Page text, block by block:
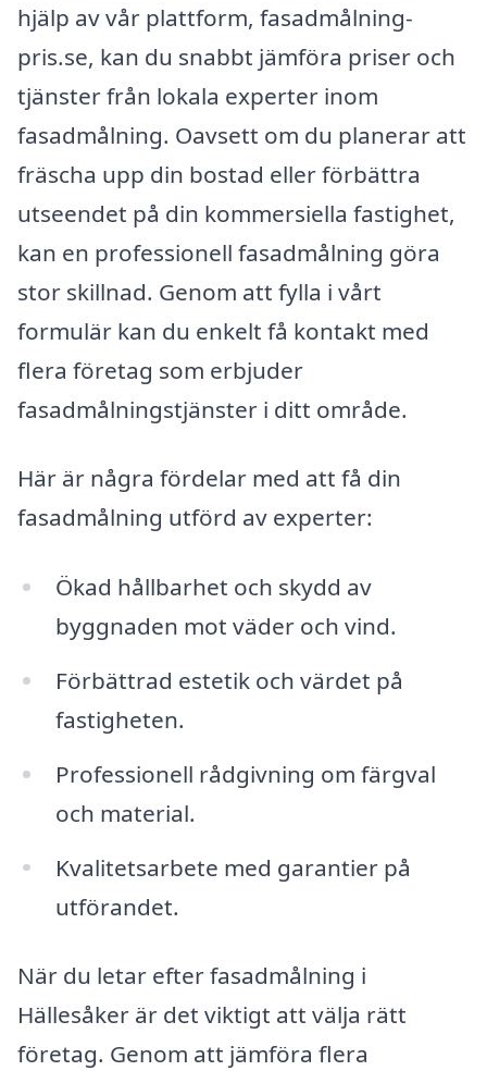
hjälp av vår plattform, fasadmålning-
pris.se, kan du snabbt jämföra priser och
tjänster från lokala experter inom
fasadmålning. Oavsett om du planerar att
fräscha upp din bostad eller förbättra
utseendet på din kommersiella fastighet,
kan en professionell fasadmålning göra
stor skillnad. Genom att fylla i vårt
formulär kan du enkelt få kontakt med
flera företag som erbjuder
fasadmålningstjänster i ditt område.
Här är några fördelar med att få din
fasadmålning utförd av experter:
Ökad hållbarhet och skydd av
byggnaden mot väder och vind.
Förbättrad estetik och värdet på
fastigheten.
Professionell rådgivning om färgval
och material.
Kvalitetsarbete med garantier på
utförandet.
När du letar efter fasadmålning i
Hällesåker är det viktigt att välja rätt
företag. Genom att jämföra flera